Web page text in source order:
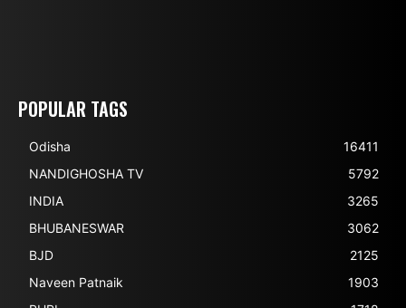
POPULAR TAGS
Odisha
16411
NANDIGHOSHA TV
5792
INDIA
3265
BHUBANESWAR
3062
BJD
2125
Naveen Patnaik
1903